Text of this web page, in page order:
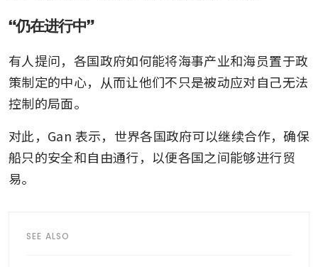
“仍在进行中”
有人提问，各国政府如何能将海事产业和海员置于政
策制定的中心，从而让他们不只是被动应对自己无法
控制的局面。
对此，Gan 表示，世界各国政府可以继续合作，确保
船只的安全和自由通行，以便各国之间能够进行贸
易。
SEE ALSO